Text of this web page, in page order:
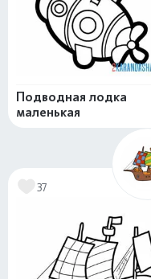
Подводная лодка
маленькая
37